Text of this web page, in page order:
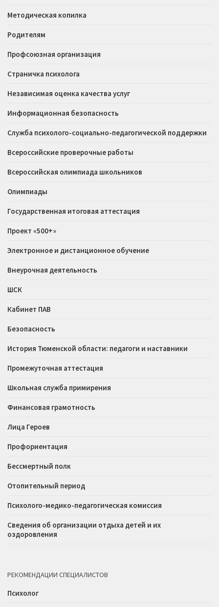
Методическая копилка
Родителям
Профсоюзная организация
Страничка психолога
Независимая оценка качества услуг
Информационная безопасность
Служба психолого-социально-педагогической поддержки
Всероссийские проверочные работы
Всероссийская олимпиада школьников
Олимпиады
Государственная итоговая аттестация
Проект «500+»
Электронное и дистанционное обучение
Внеурочная деятельность
ШСК
Кабинет ПАВ
Безопасность
История Тюменской области: педагоги и наставники
Промежуточная аттестация
Школьная служба примирения
Финансовая грамотность
Лица Героев
Профориентация
Бессмертный полк
Отопительный период
Психолого-медико-педагогическая комиссия
Сведения об организации отдыха детей и их
оздоровления
РЕКОМЕНДАЦИИ СПЕЦИАЛИСТОВ
Психолог